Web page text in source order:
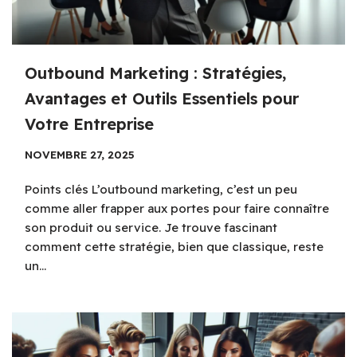
Outbound Marketing : Stratégies,
Avantages et Outils Essentiels pour
Votre Entreprise
NOVEMBRE 27, 2025
Points clés L’outbound marketing, c’est un peu
comme aller frapper aux portes pour faire connaître
son produit ou service. Je trouve fascinant
comment cette stratégie, bien que classique, reste
un…